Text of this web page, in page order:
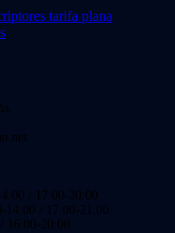
tarifa plana
/ 17:00-20:00
14:00 / 17:00-21:00
16:00-20:00